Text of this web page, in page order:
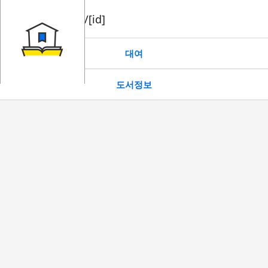
book/rent/[id]
대여
도서정보